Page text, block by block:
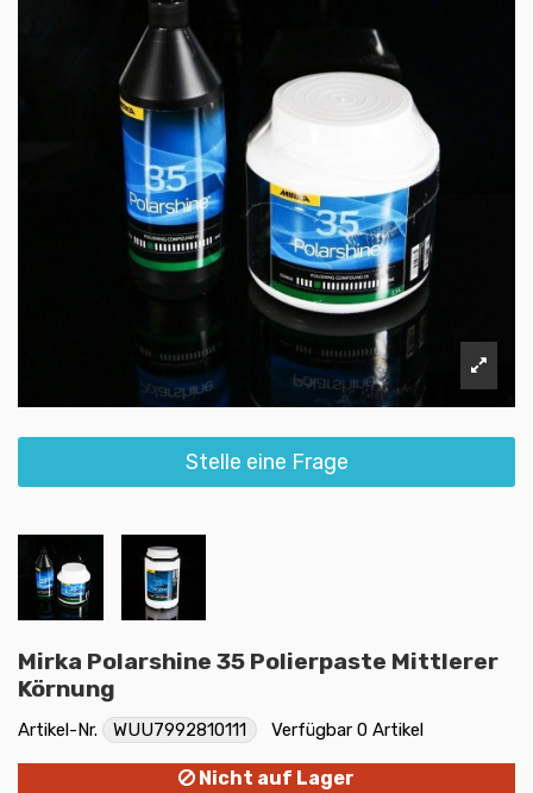
Stelle eine Frage
Mirka Polarshine 35 Polierpaste Mittlerer
Körnung
Artikel-Nr. WUU7992810111 Verfügbar 0 Artikel
Nicht auf Lager